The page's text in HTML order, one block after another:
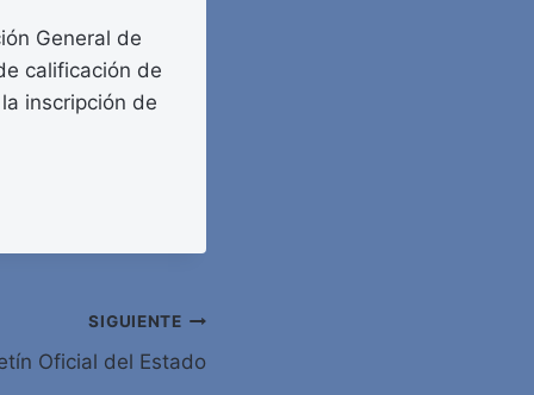
General de
calificación de
inscripción de
SIGUIENTE
Oficial del Estado